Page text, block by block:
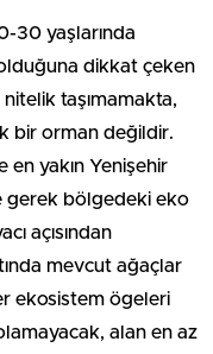
30 yaşlarında
dikkat çeken
taşımamakta,
bir orman değildir.
en yakın Yenişehir
gerek bölgedeki eko
açısından
mevcut ağaçlar
ekosistem ögeleri
alan en az